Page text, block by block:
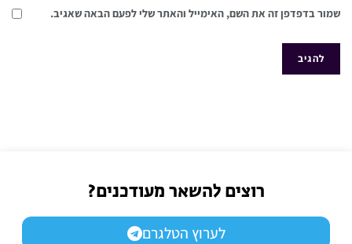
שמור בדפדפן זה את השם, האימייל והאתר שלי לפעם הבאה שאגיב.
רוצים להשאר מעודכנים?
לערוץ הטלגרם